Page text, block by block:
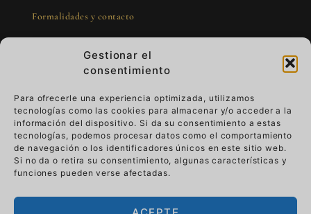
Gestionar el
consentimiento
Para ofrecerle una experiencia optimizada, utilizamos
tecnologías como las cookies para almacenar y/o acceder a la
información del dispositivo. Si da su consentimiento a estas
tecnologías, podemos procesar datos como el comportamiento
de navegación o los identificadores únicos en este sitio web.
Si no da o retira su consentimiento, algunas características y
funciones pueden verse afectadas.
Formalidades y contacto
Arte para llevar - lujo que vive
Imagine que su obra de arte le acompaña en
su vida cotidiana.Viste lujo que vive y dale
historia se convierte en parte del arte.